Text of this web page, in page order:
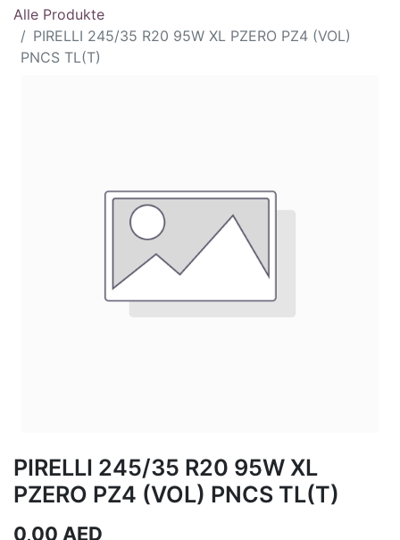
Alle Produkte
PIRELLI 245/35 R20 95W XL PZERO PZ4 (VOL)
PNCS TL(T)
PIRELLI 245/35 R20 95W XL
PZERO PZ4 (VOL) PNCS TL(T)
0,00 AED